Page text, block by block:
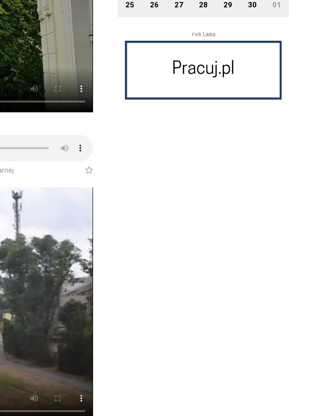
25 26 27 28 29 30 01
reklama